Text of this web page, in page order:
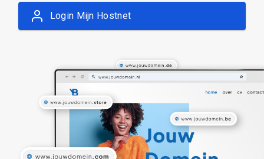
Login Mijn Hostnet